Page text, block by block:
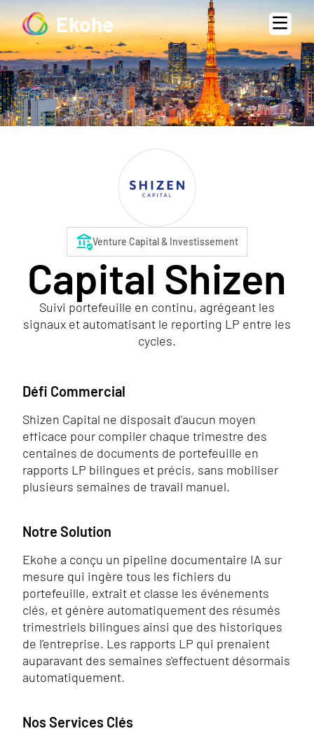
Ekohe
assured_workloadVenture Capital & Investissement
Capital Shizen
Suivi portefeuille en continu, agrégeant les
signaux et automatisant le reporting LP entre les
cycles.
Défi Commercial
Shizen Capital ne disposait d'aucun moyen
efficace pour compiler chaque trimestre des
centaines de documents de portefeuille en
rapports LP bilingues et précis, sans mobiliser
plusieurs semaines de travail manuel.
Notre Solution
Ekohe a conçu un pipeline documentaire IA sur
mesure qui ingère tous les fichiers du
portefeuille, extrait et classe les événements
clés, et génère automatiquement des résumés
trimestriels bilingues ainsi que des historiques
de l'entreprise. Les rapports LP qui prenaient
auparavant des semaines s'effectuent désormais
automatiquement.
Nos Services Clés